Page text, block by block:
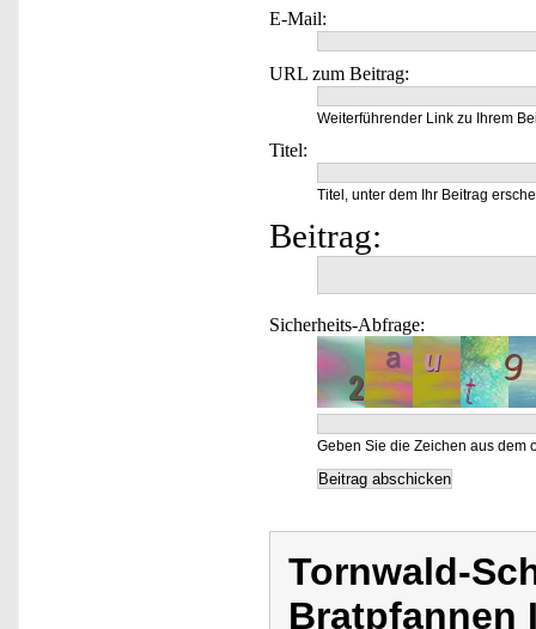
E-Mail:
URL zum Beitrag:
Weiterführender Link zu Ihrem
Titel:
Titel, unter dem Ihr Beitrag
Beitrag:
Sicherheits-Abfrage:
Geben Sie die Zeichen aus dem
Tornwald-
Bratpfannen